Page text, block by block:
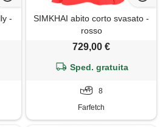
-
SIMKHAI abito corto svasato -
rosso
729,00 €
Sped. gratuita
8
Farfetch